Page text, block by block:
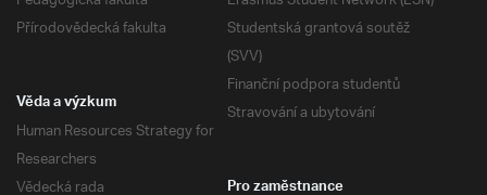
Přírodovědecká fakulta
Studentská grantová soutěž
(SVV)
Finanční podpora studentů
Stravování a ubytování
Věda a výzkum
Human Resources Strategy for
Researchers
Vědecká rada
Pro zaměstnance